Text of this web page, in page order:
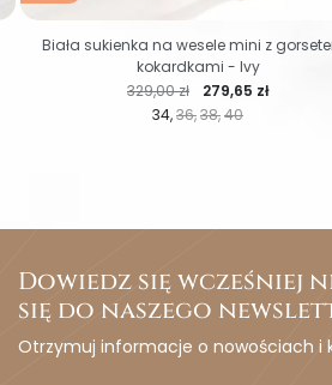
34 36 38 40
Cena regularna
329,00 zł Cena
279,65 zł
Biała sukienka na wesele mini z
kokardkami - Ivy
Dowiedz się wcześniej
się do naszego
Otrzymuj informacje o nowościach i